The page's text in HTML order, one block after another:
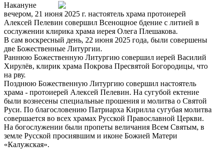
Накануне
вечером, 21 июня 2025 г. настоятель храма протоиерей
Алексей Пелевин совершил Всенощное бдение с литией в
сослужении клирика храма иерея Олега Плешакова.
В сам воскресный день, 22 июня 2025 года, были совершены
две Божественные Литургии.
Раннюю Божественную Литургию совершил иерей Василий
Хирулёв, клирик храма Покрова Пресвятой Богородицы, что
на рву.
Позднюю Божественную Литургию совершил настоятель
храма - протоиерей Алексей Пелевин. На сугубой ектение
были вознесены специальные прошения и молитва о Святой
Руси. По благословению Патриарха Кирилла сугубая молитва
совершается во всех храмах Русской Православной Церкви.
На богослужении были пропеты величания Всем Святым, в
земле Русской просиявшим и иконе Божией Матери
«Калужская».